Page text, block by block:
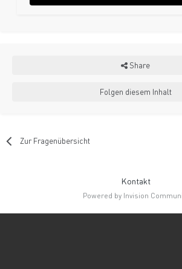
Share
Folgen diesem Inhalt
Zur Fragenübersicht
Kontakt
Powered by Invision